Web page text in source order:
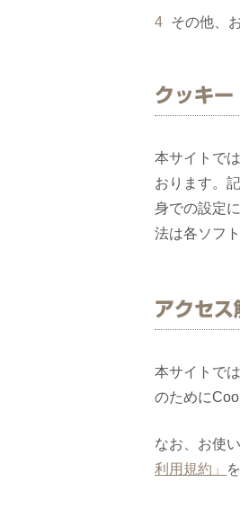
その他、
クッキ
本サイトで
おります。
身での設定
法は各ソフ
アクセス
本サイトで
のために
なお、お使
利用規約」